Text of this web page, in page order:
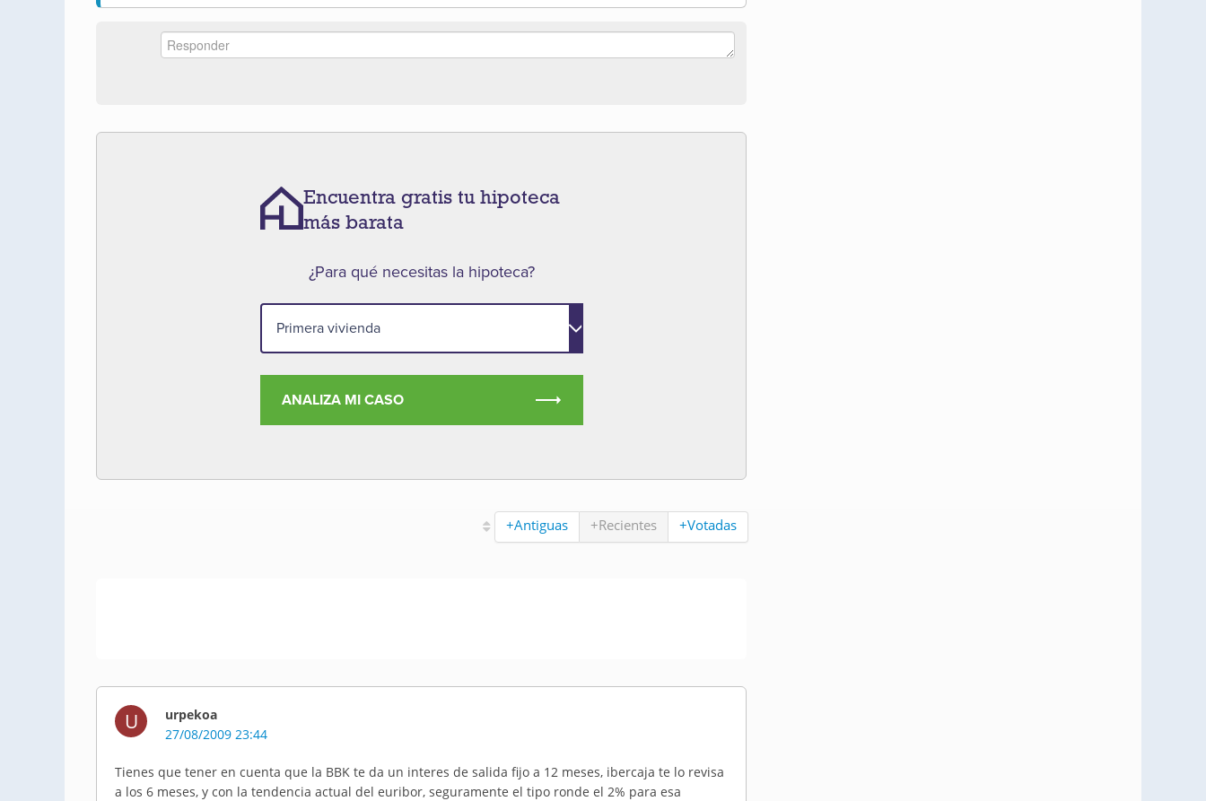
Encuentra gratis tu hipoteca
más barata
¿Para qué necesitas la hipoteca?
ANALIZA MI CASO
+Antiguas +Recientes +Votadas
U
urpekoa
27/08/2009 23:44
Tienes que tener en cuenta que la BBK te da un interes de salida fijo a 12 meses, ibercaja te lo revisa
a los 6 meses, y con la tendencia actual del euribor, seguramente el tipo ronde el 2% para esa